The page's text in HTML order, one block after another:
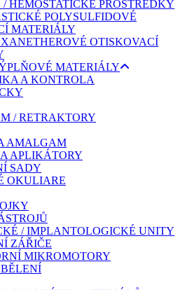
HEMOSTATICKÉ PROSTŘEDKY
POLYSULFIDOVÉ
MATERIÁLY
OTISKOVACÍ
MATERIÁLY
A KONTROLA
/ RETRAKTORY
AMALGAM
APLIKÁTORY
SADY
OKULIARE
/ IMPLANTOLOGICKÉ UNITY
ZÁŘIČE
MIKROMOTORY